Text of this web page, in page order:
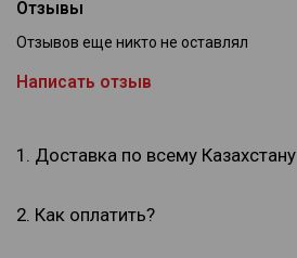
Отзывы
Отзывов еще никто не оставлял
Написать отзыв
1. Доставка по всему Казахстану
2. Как оплатить?